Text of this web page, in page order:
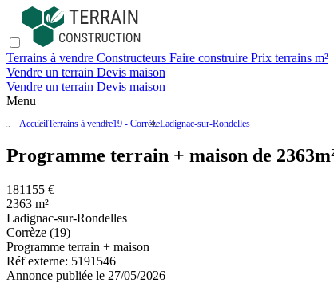
Terrains à vendre Constructeurs Faire construire Prix terrains m²
Vendre un terrain Devis maison
Vendre un terrain Devis maison
Menu
AccueilTerrains à vendre19 - CorrèzeLadignac-sur-Rondelles
Programme terrain + maison de
181155 €
2363 m²
Ladignac-sur-Rondelles
Corrèze (19)
Programme terrain + maison
Réf externe: 5191546
Annonce publiée le 27/05/2026